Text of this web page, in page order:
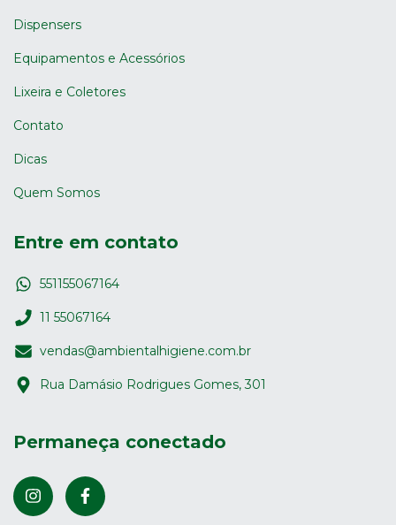
Dispensers
Equipamentos e Acessórios
Lixeira e Coletores
Contato
Dicas
Quem Somos
Entre em contato
551155067164
11 55067164
vendas@ambientalhigiene.com.br
Rua Damásio Rodrigues Gomes, 301
Permaneça conectado